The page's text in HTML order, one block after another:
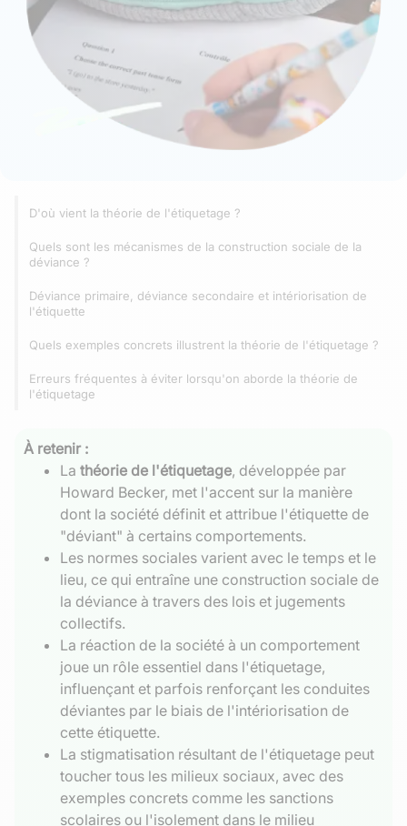
D'où vient la théorie de l'étiquetage ?
Quels sont les mécanismes de la construction sociale de la
déviance ?
Déviance primaire, déviance secondaire et intériorisation de
l'étiquette
Quels exemples concrets illustrent la théorie de l'étiquetage ?
Erreurs fréquentes à éviter lorsqu'on aborde la théorie de
l'étiquetage
À retenir :
La théorie de l'étiquetage, développée par
Howard Becker, met l'accent sur la manière
dont la société définit et attribue l'étiquette de
"déviant" à certains comportements.
Les normes sociales varient avec le temps et le
lieu, ce qui entraîne une construction sociale de
la déviance à travers des lois et jugements
collectifs.
La réaction de la société à un comportement
joue un rôle essentiel dans l'étiquetage,
influençant et parfois renforçant les conduites
déviantes par le biais de l'intériorisation de
cette étiquette.
La stigmatisation résultant de l'étiquetage peut
toucher tous les milieux sociaux, avec des
exemples concrets comme les sanctions
scolaires ou l'isolement dans le milieu